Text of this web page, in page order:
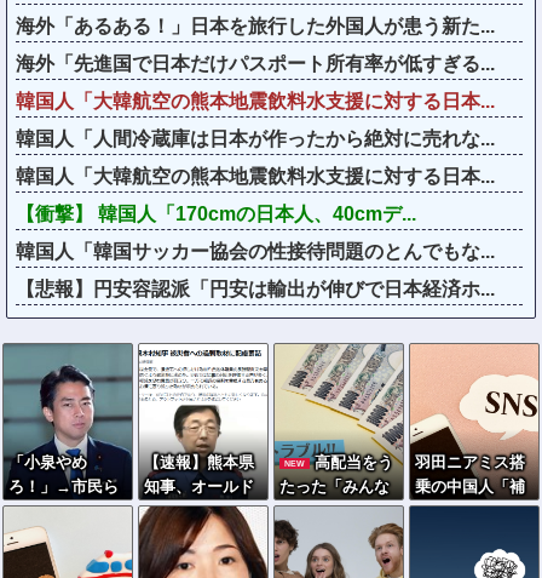
海外「あるある！」日本を旅行した外国人が患う新た...
海外「先進国で日本だけパスポート所有率が低すぎる...
韓国人「大韓航空の熊本地震飲料水支援に対する日本...
韓国人「人間冷蔵庫は日本が作ったから絶対に売れな...
韓国人「大韓航空の熊本地震飲料水支援に対する日本...
【衝撃】 韓国人「170cmの日本人、40cmデ...
韓国人「韓国サッカー協会の性接待問題のとんでもな...
【悲報】円安容認派「円安は輸出が伸びで日本経済ホ...
「小泉やめ
ろ！」→市民ら
が横浜駅前で大
絶叫ｗｗｗｗｗ
ｗｗｗ
【速報】熊本県
知事、オールド
メディアの被災
者、遺族への取
材に怒り「極め
NEW
高配当をう
たった「みんな
で大家さん」→
実態は2881億円
の債務超過
羽田ニアミス搭
乗の中国人「補
償も見舞いもな
「いや要らんや